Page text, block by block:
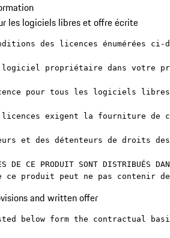
les logiciels libres et offre écrite
des licences énumérées
logiciel propriétaire dans votre
pour tous les logiciels
exigent la fourniture de
et des détenteurs de
DE CE PRODUIT SONT
ce produit peut ne pas contenir
and written offer
below form the contractual